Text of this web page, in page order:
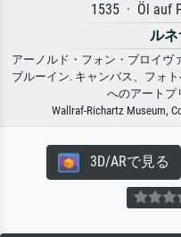
1535 · Öl auf
ル
アーノルド・フォン・ブロイヴ
ブルーイン. キャンバス、フォ
へのアートプ
Wallraf-Richartz Museum,
3D/ARで見る